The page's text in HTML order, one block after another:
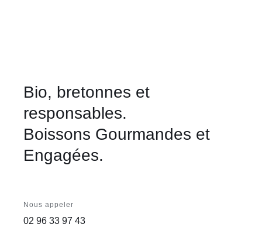
Bio, bretonnes et
responsables.
Boissons Gourmandes et
Engagées.
Nous appeler
02 96 33 97 43